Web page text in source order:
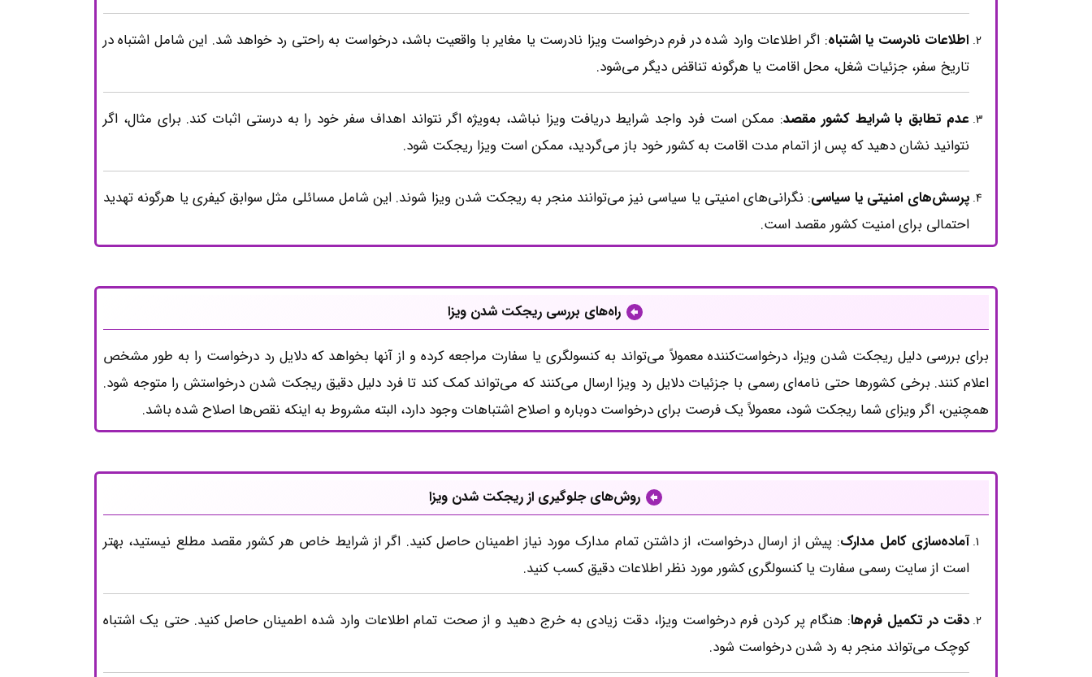
اطلاعات نادرست یا اشتباه: اگر اطلاعات وارد شده در فرم درخواست ویزا نادرست یا مغایر با واقعیت باشد، درخواست به راحتی رد خواهد شد. این شامل اشتباه در
تاریخ سفر، جزئیات شغل، محل اقامت یا هرگونه تناقض دیگر می‌شود.
عدم تطابق با شرایط کشور مقصد: ممکن است فرد واجد شرایط دریافت ویزا نباشد، به‌ویژه اگر نتواند اهداف سفر خود را به درستی اثبات کند. برای مثال، اگر
نتوانید نشان دهید که پس از اتمام مدت اقامت به کشور خود باز می‌گردید، ممکن است ویزا ریجکت شود.
پرسش‌های امنیتی یا سیاسی: نگرانی‌های امنیتی یا سیاسی نیز می‌توانند منجر به ریجکت شدن ویزا شوند. این شامل مسائلی مثل سوابق کیفری یا هرگونه تهدید
احتمالی برای امنیت کشور مقصد است.
راه‌های بررسی ریجکت شدن ویزا
برای بررسی دلیل ریجکت شدن ویزا، درخواست‌کننده معمولاً می‌تواند به کنسولگری یا سفارت مراجعه کرده و از آنها بخواهد که دلایل رد درخواست را به طور مشخص
اعلام کنند. برخی کشورها حتی نامه‌ای رسمی با جزئیات دلایل رد ویزا ارسال می‌کنند که می‌تواند کمک کند تا فرد دلیل دقیق ریجکت شدن درخواستش را متوجه شود.
همچنین، اگر ویزای شما ریجکت شود، معمولاً یک فرصت برای درخواست دوباره و اصلاح اشتباهات وجود دارد، البته مشروط به اینکه نقص‌ها اصلاح شده باشد.
روش‌های جلوگیری از ریجکت شدن ویزا
آماده‌سازی کامل مدارک: پیش از ارسال درخواست، از داشتن تمام مدارک مورد نیاز اطمینان حاصل کنید. اگر از شرایط خاص هر کشور مقصد مطلع نیستید، بهتر
است از سایت رسمی سفارت یا کنسولگری کشور مورد نظر اطلاعات دقیق کسب کنید.
دقت در تکمیل فرم‌ها: هنگام پر کردن فرم درخواست ویزا، دقت زیادی به خرج دهید و از صحت تمام اطلاعات وارد شده اطمینان حاصل کنید. حتی یک اشتباه
کوچک می‌تواند منجر به رد شدن درخواست شود.